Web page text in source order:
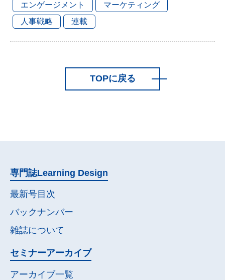
エンゲージメント
マーケティング
人事戦略
連載
TOPに戻る
専門誌Learning Design
最新号目次
バックナンバー
雑誌について
セミナーアーカイブ
アーカイブ一覧